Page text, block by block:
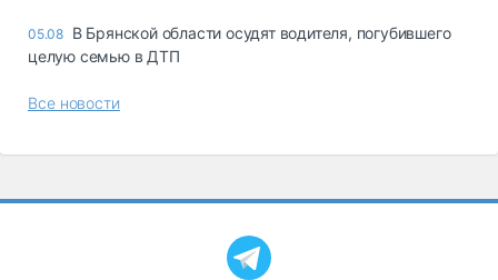
05.08 В Брянской области осудят водителя, погубившего
целую семью в ДТП
Все новости